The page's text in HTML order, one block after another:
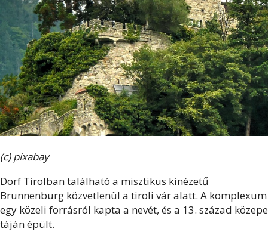
(c) pixabay
Dorf Tirolban található a misztikus kinézetű
Brunnenburg közvetlenül a tiroli vár alatt. A komplexum
egy közeli forrásról kapta a nevét, és a 13. század közepe
táján épült.